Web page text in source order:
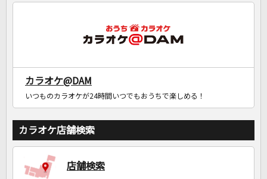
カラオケ@DAM
いつものカラオケが24時間いつでもおうちで楽しめる！
カラオケ店舗検索
店舗検索